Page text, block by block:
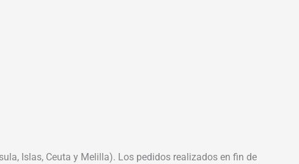
Islas, Ceuta y Melilla). Los pedidos realizados en fin de